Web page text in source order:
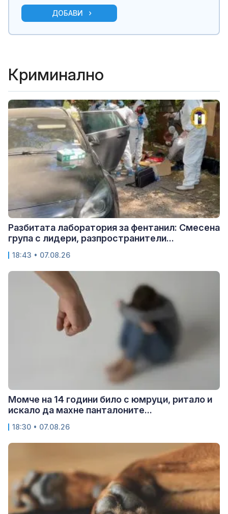
ДОБАВИ
Криминално
Разбитата лаборатория за фентанил: Смесена
група с лидери, разпространители...
18:43 • 07.08.26
Момче на 14 години било с юмруци, ритало и
искало да махне панталоните...
18:30 • 07.08.26